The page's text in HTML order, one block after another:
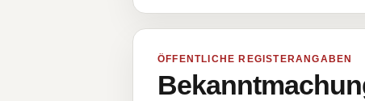
ÖFFENTLICHE REGISTERANGABEN